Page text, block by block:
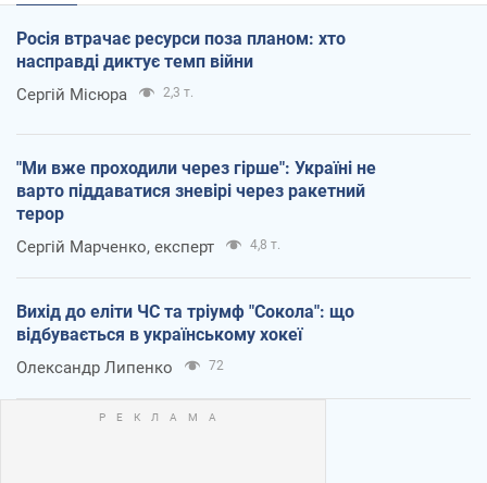
Росія втрачає ресурси поза планом: хто
насправді диктує темп війни
Сергій Місюра 2,3 т.
"Ми вже проходили через гірше": Україні не
варто піддаватися зневірі через ракетний
терор
Сергій Марченко, експерт 4,8 т.
Вихід до еліти ЧС та тріумф "Сокола": що
відбувається в українському хокеї
Олександр Липенко 72